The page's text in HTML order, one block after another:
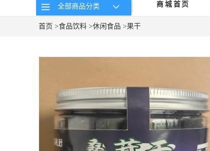
全部商品分类 商城首页
首页 >食品饮料 >休闲食品 >果干